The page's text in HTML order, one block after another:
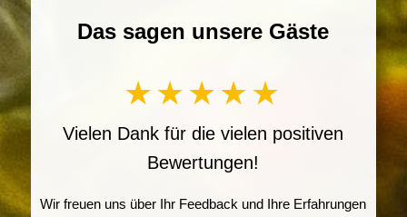
Das sagen unsere Gäste
★★★★★
Vielen Dank für die vielen positiven
Bewertungen!
Wir freuen uns über Ihr Feedback und Ihre Erfahrungen